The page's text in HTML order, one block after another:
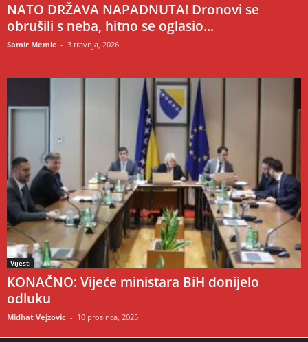
NATO DRŽAVA NAPADNUTA! Dronovi se
obrušili s neba, hitno se oglasio...
Samir Memic - 3 travnja, 2026
Vijesti
KONAČNO: Vijeće ministara BiH donijelo
odluku
Midhat Vejzovic - 10 prosinca, 2025